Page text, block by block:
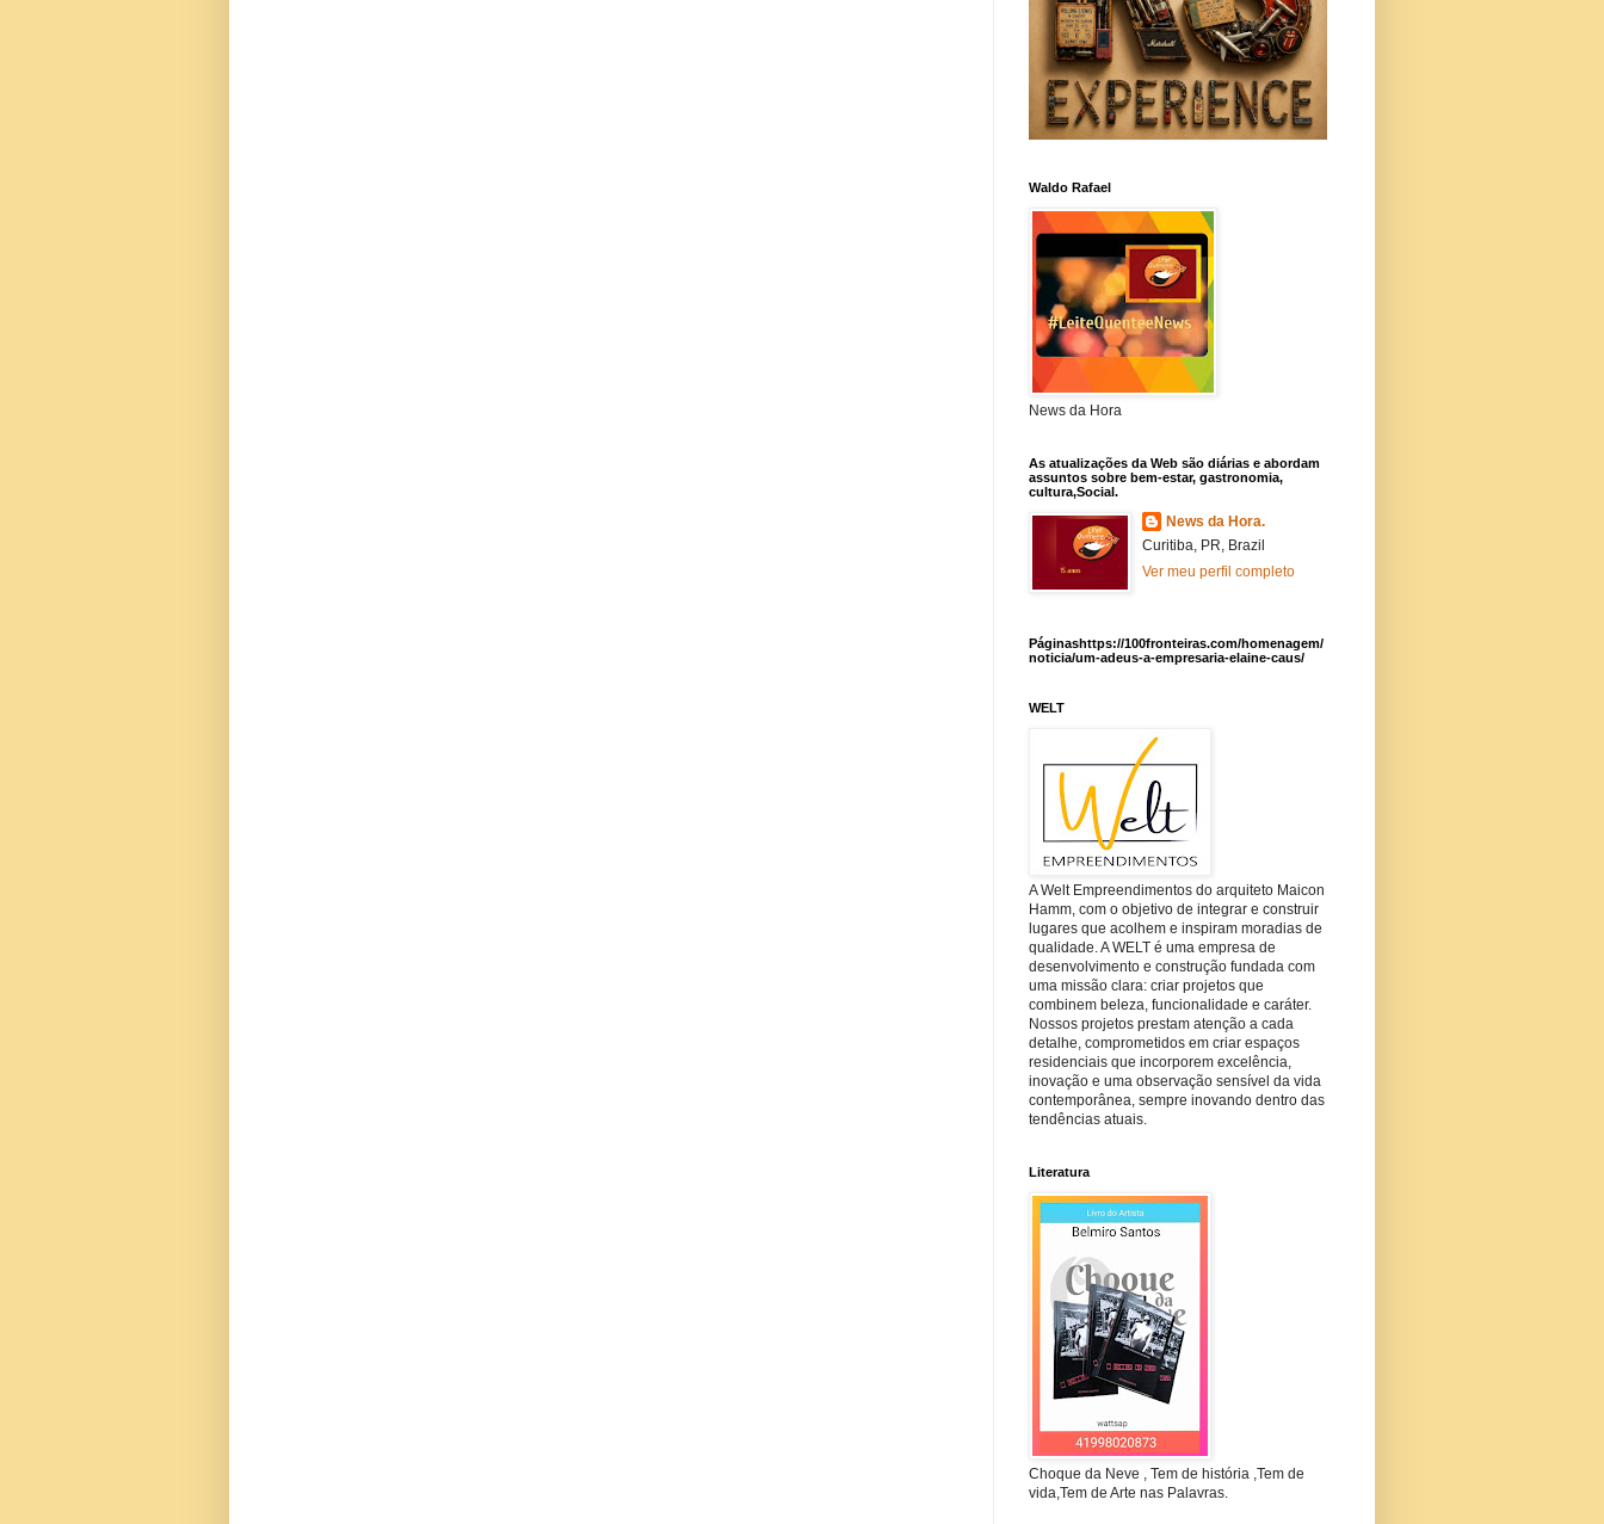
Waldo Rafael
News da Hora
As atualizações da Web são diárias e abordam
assuntos sobre bem-estar, gastronomia,
cultura,Social.
News da Hora.
Curitiba, PR, Brazil
Ver meu perfil completo
Páginashttps://100fronteiras.com/homenagem/
noticia/um-adeus-a-empresaria-elaine-caus/
WELT
A Welt Empreendimentos do arquiteto Maicon
Hamm, com o objetivo de integrar e construir
lugares que acolhem e inspiram moradias de
qualidade. A WELT é uma empresa de
desenvolvimento e construção fundada com
uma missão clara: criar projetos que
combinem beleza, funcionalidade e caráter.
Nossos projetos prestam atenção a cada
detalhe, comprometidos em criar espaços
residenciais que incorporem excelência,
inovação e uma observação sensível da vida
contemporânea, sempre inovando dentro das
tendências atuais.
Literatura
Choque da Neve , Tem de história ,Tem de
vida,Tem de Arte nas Palavras.